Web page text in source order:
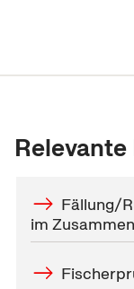
Fällung/
im